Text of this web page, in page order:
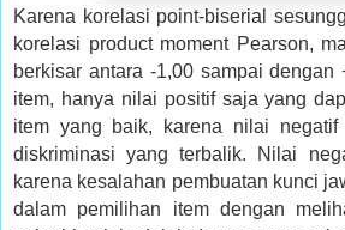
Karena korelasi point-biserial
korelasi product moment Pearson,
berkisar antara -1,00 sampai dengan
item, hanya nilai positif saja yang
item yang baik, karena nilai negatif
diskriminasi yang terbalik. Nilai
karena kesalahan pembuatan kunci
dalam pemilihan item dengan